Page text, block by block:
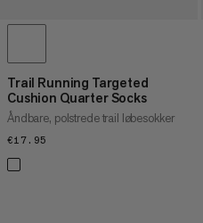
Trail Running Targeted
Cushion Quarter Socks
Åndbare, polstrede trail løbesokker
€17.95